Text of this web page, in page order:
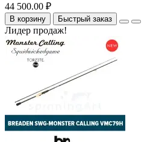
44 500.00 ₽
В корзину Быстрый заказ
Лидер продаж!